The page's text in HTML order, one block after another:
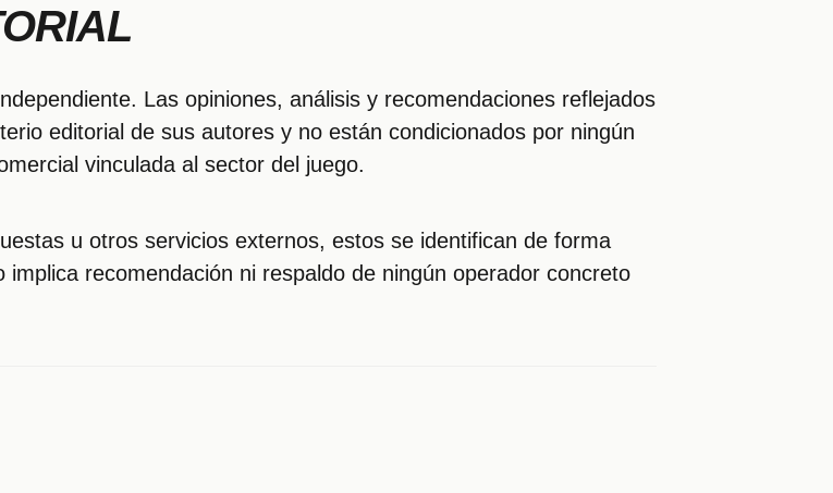
Las opiniones, análisis y recomendaciones reflejados
editorial de sus autores y no están condicionados por ningún
vinculada al sector del juego.
u otros servicios externos, estos se identifican de forma
recomendación ni respaldo de ningún operador concreto